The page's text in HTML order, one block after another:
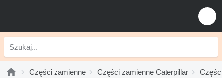
Części zamienne Części zamienne Caterpillar